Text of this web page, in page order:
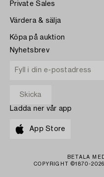
Private Sales
Värdera & sälja
Köpa på auktion
Nyhetsbrev
Ladda ner vår app
App Store
BETALA
COPYRIGHT ©1870-